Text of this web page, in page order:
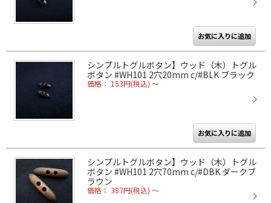
シンプルトグルボタン】ウッド（木）トグル
ボタン #WH101 2穴20mm c/#BLK ブラック
価格： 153円(税込) ～
シンプルトグルボタン】ウッド（木）トグル
ボタン #WH101 2穴70mm c/#DBK ダークブ
ラウン
価格： 387円(税込) ～